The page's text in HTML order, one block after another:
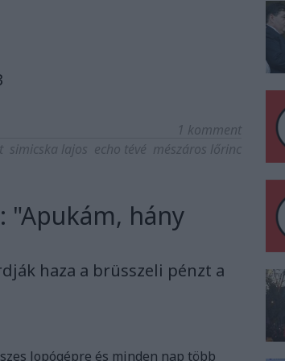
1 komment
simicska lajos echo tévé mészáros lőrinc
"Apukám, hány
haza a brüsszeli pénzt a
lopógépre és minden nap több